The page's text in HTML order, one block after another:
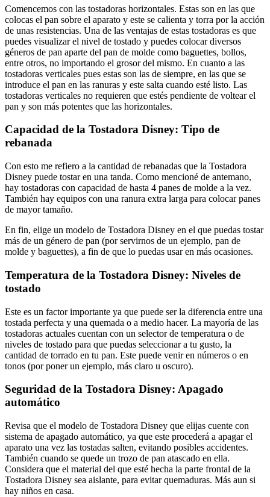
Comencemos con las tostadoras horizontales. Estas son en las que
colocas el pan sobre el aparato y este se calienta y torra por la acción
de unas resistencias. Una de las ventajas de estas tostadoras es que
puedes visualizar el nivel de tostado y puedes colocar diversos
géneros de pan aparte del pan de molde como baguettes, bollos,
entre otros, no importando el grosor del mismo. En cuanto a las
tostadoras verticales pues estas son las de siempre, en las que se
introduce el pan en las ranuras y este salta cuando esté listo. Las
tostadoras verticales no requieren que estés pendiente de voltear el
pan y son más potentes que las horizontales.
Capacidad de la Tostadora Disney: Tipo de
rebanada
Con esto me refiero a la cantidad de rebanadas que la Tostadora
Disney puede tostar en una tanda. Como mencioné de antemano,
hay tostadoras con capacidad de hasta 4 panes de molde a la vez.
También hay equipos con una ranura extra larga para colocar panes
de mayor tamaño.
En fin, elige un modelo de Tostadora Disney en el que puedas tostar
más de un género de pan (por servirnos de un ejemplo, pan de
molde y baguettes), a fin de que lo puedas usar en más ocasiones.
Temperatura de la Tostadora Disney: Niveles de
tostado
Este es un factor importante ya que puede ser la diferencia entre una
tostada perfecta y una quemada o a medio hacer. La mayoría de las
tostadoras actuales cuentan con un selector de temperatura o de
niveles de tostado para que puedas seleccionar a tu gusto, la
cantidad de torrado en tu pan. Este puede venir en números o en
tonos (por poner un ejemplo, más claro u oscuro).
Seguridad de la Tostadora Disney: Apagado
automático
Revisa que el modelo de Tostadora Disney que elijas cuente con
sistema de apagado automático, ya que este procederá a apagar el
aparato una vez las tostadas salten, evitando posibles accidentes.
También cuando se quede un trozo de pan atascado en ella.
Considera que el material del que esté hecha la parte frontal de la
Tostadora Disney sea aislante, para evitar quemaduras. Más aun si
hay niños en casa.